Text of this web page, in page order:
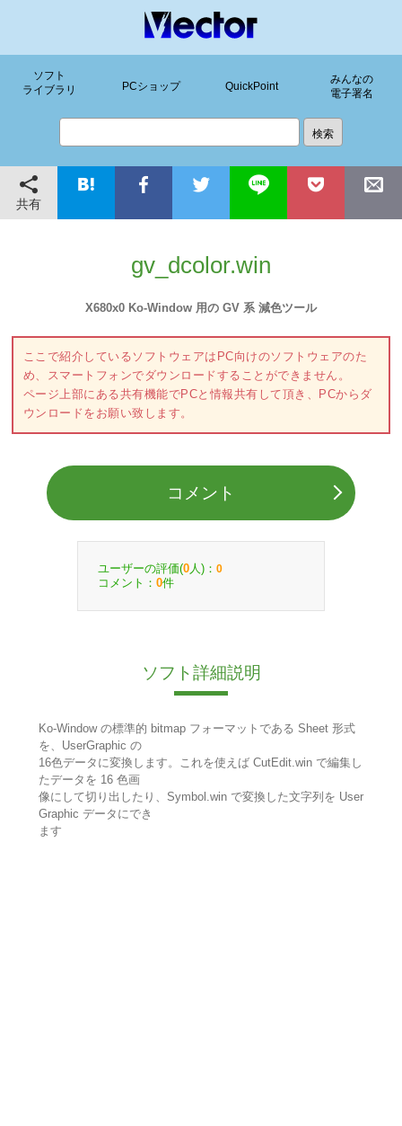
ソフト
ライブラリ
PCショップ QuickPoint
みんなの
電子署名
共有
gv_dcolor.win
X680x0 Ko-Window 用の GV 系 減色ツール
ここで紹介しているソフトウェアはPC向けのソフトウェアのた
め、スマートフォンでダウンロードすることができません。
ページ上部にある共有機能でPCと情報共有して頂き、PCからダ
ウンロードをお願い致します。
コメント
ユーザーの評価(0 人)： 0
コメント： 0件
ソフト詳細説明
Ko-Window の標準的 bitmap フォーマットである Sheet 形式
を、UserGraphic の
16色データに変換します。これを使えば CutEdit.win で編集し
たデータを 16 色画
像にして切り出したり、Symbol.win で変換した文字列を User
Graphic データにでき
ます